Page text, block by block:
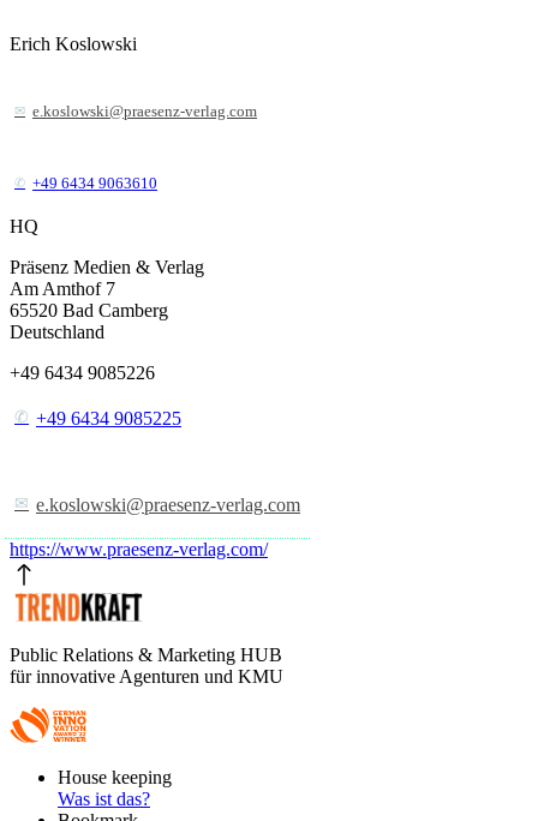
Erich Koslowski
e.koslowski@praesenz-verlag.com
+49 6434 9063610
HQ
Präsenz Medien & Verlag
Am Amthof 7
65520 Bad Camberg
Deutschland
+49 6434 9085226
+49 6434 9085225
e.koslowski@praesenz-verlag.com
https://www.praesenz-verlag.com/
Public Relations & Marketing HUB
für innovative Agenturen und KMU
FooterHouse keeping
Was ist das?